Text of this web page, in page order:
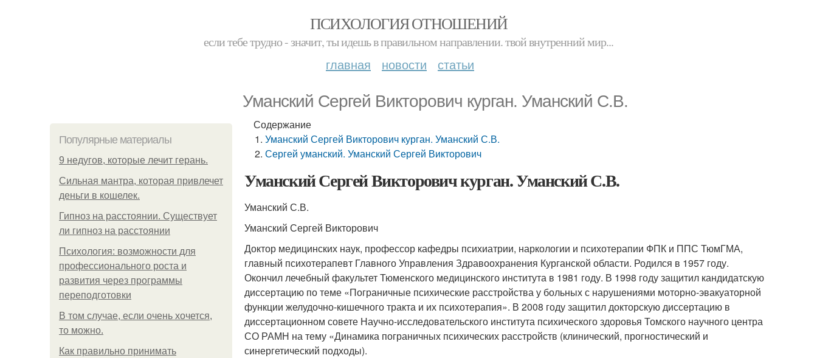
ПСИХОЛОГИЯ ОТНОШЕНИЙ
если тебе трудно - значит, ты идешь в правильном направлении. твой внутренний мир...
главная новости статьи
Уманский Сергей Викторович курган. Уманский С.В.
Популярные материалы
9 недугов, которые лечит герань.
Сильная мантра, которая привлечет
деньги в кошелек.
Гипноз на расстоянии. Существует
ли гипноз на расстоянии
Психология: возможности для
профессионального роста и
развития через программы
переподготовки
В том случае, если очень хочется,
то можно.
Как правильно принимать
Содержание
Уманский Сергей Викторович курган. Уманский С.В.
Сергей уманский. Уманский Сергей Викторович
Уманский Сергей Викторович курган. Уманский С.В.
Уманский С.В.
Уманский Сергей Викторович
Доктор медицинских наук, профессор кафедры психиатрии, наркологии и психотерапии ФПК и ППС ТюмГМА,
главный психотерапевт Главного Управления Здравоохранения Курганской области. Родился в 1957 году.
Окончил лечебный факультет Тюменского медицинского института в 1981 году. В 1998 году защитил кандидатскую
диссертацию по теме «Пограничные психические расстройства у больных с нарушениями моторно-эвакуаторной
функции желудочно-кишечного тракта и их психотерапия». В 2008 году защитил докторскую диссертацию в
диссертационном совете Научно-исследовательского института психического здоровья Томского научного центра
СО РАМН на тему «Динамика пограничных психических расстройств (клинический, прогностический и
синергетический подходы).